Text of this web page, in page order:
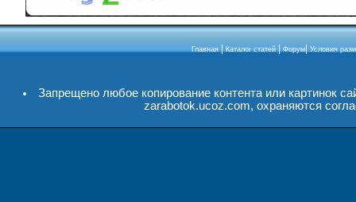
Главная|Каталог статей|Форум|Условия
Запрещено любое копирование контента или картинок
zarabotok.ucoz.com, охраняются